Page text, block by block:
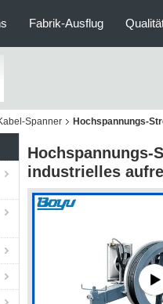
Fabrik-Ausflug
Spanner Hochspannungs-
Hochspannungs-
industrielles